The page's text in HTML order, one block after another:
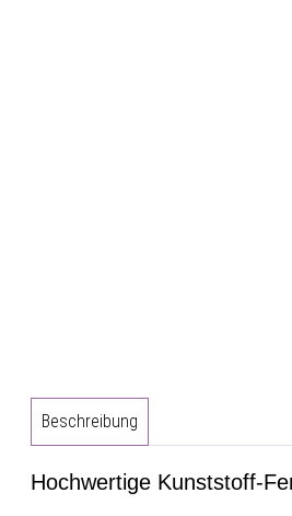
Beschreibung
Hochwertige Kunststoff-